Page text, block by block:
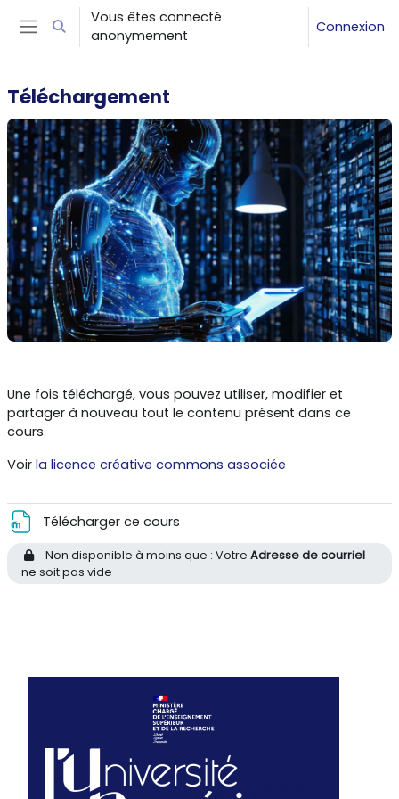
Passer au contenu principal
Panneau latéral
Activer/désactiver la saisie de recherche
Vous êtes connecté
anonymement
Connexion
Téléchargement
Une fois téléchargé, vous pouvez utiliser, modifier et
partager à nouveau tout le contenu présent dans ce
cours.
Voir la licence créative commons associée
Télécharger ce cours
Non disponible à moins que : VotreAdresse de courriel
ne soit pas vide